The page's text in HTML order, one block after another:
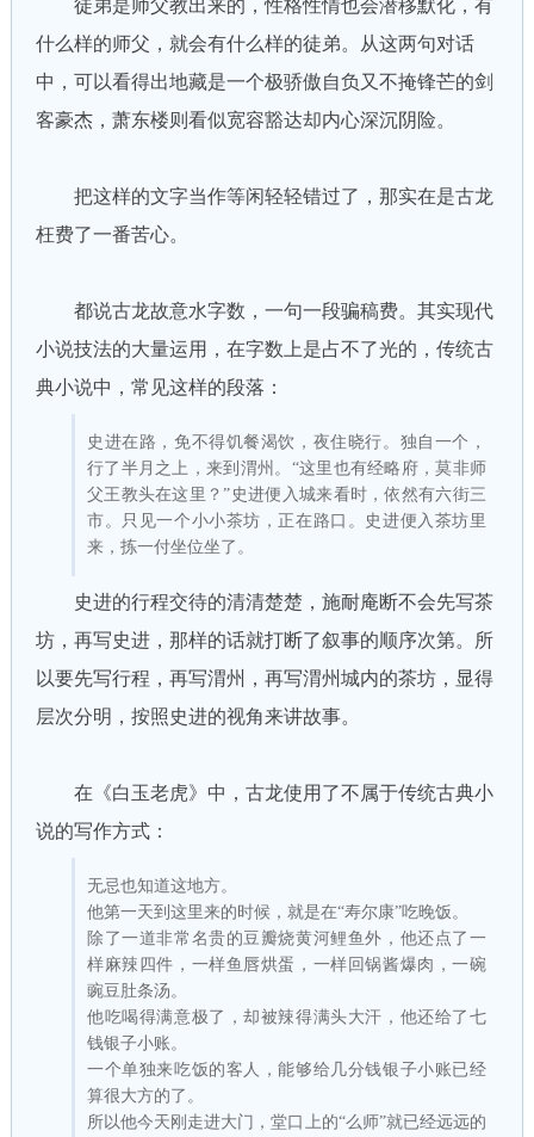
徒弟是师父教出来的，性格性情也会潜移默化，有
什么样的师父，就会有什么样的徒弟。从这两句对话
中，可以看得出地藏是一个极骄傲自负又不掩锋芒的剑
客豪杰，萧东楼则看似宽容豁达却内心深沉阴险。
把这样的文字当作等闲轻轻错过了，那实在是古龙
枉费了一番苦心。
都说古龙故意水字数，一句一段骗稿费。其实现代
小说技法的大量运用，在字数上是占不了光的，传统古
典小说中，常见这样的段落：
史进在路，免不得饥餐渴饮，夜住晓行。独自一个，
行了半月之上，来到渭州。“这里也有经略府，莫非师
父王教头在这里？”史进便入城来看时，依然有六街三
市。只见一个小小茶坊，正在路口。史进便入茶坊里
来，拣一付坐位坐了。
史进的行程交待的清清楚楚，施耐庵断不会先写茶
坊，再写史进，那样的话就打断了叙事的顺序次第。所
以要先写行程，再写渭州，再写渭州城内的茶坊，显得
层次分明，按照史进的视角来讲故事。
在《白玉老虎》中，古龙使用了不属于传统古典小
说的写作方式：
无忌也知道这地方。
他第一天到这里来的时候，就是在“寿尔康”吃晚饭。
除了一道非常名贵的豆瓣烧黄河鲤鱼外，他还点了一
样麻辣四件，一样鱼唇烘蛋，一样回锅酱爆肉，一碗
豌豆肚条汤。
他吃喝得满意极了，却被辣得满头大汗，他还给了七
钱银子小账。
一个单独来吃饭的客人，能够给几分钱银子小账已经
算很大方的了。
所以他今天刚走进大门，堂口上的“么师”就已经远远的